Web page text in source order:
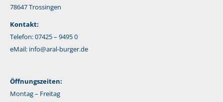
78647 Trossingen
Kontakt:
Telefon: 07425 – 9495 0
eMail: info@aral-burger.de
Öffnungszeiten:
Montag – Freitag